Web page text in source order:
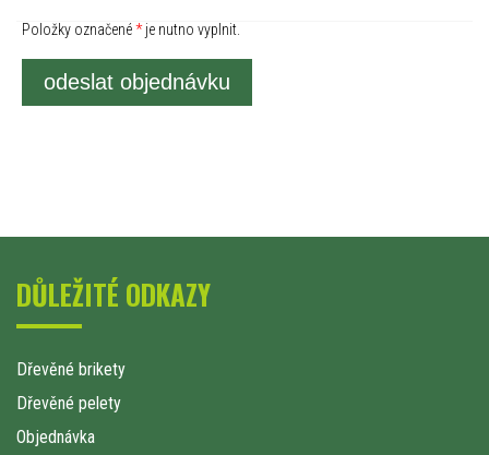
Položky označené*je nutno vyplnit.
odeslat objednávku
DŮLEŽITÉ ODKAZY
Dřevěné brikety
Dřevěné pelety
Objednávka